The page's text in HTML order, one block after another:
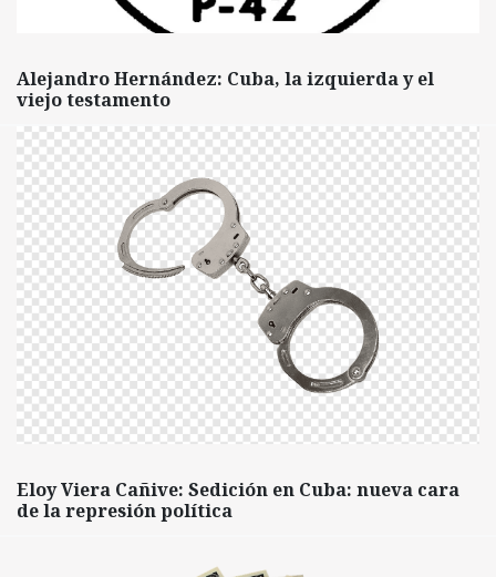
Alejandro Hernández: Cuba, la izquierda y el
viejo testamento
Eloy Viera Cañive: Sedición en Cuba: nueva cara
de la represión política